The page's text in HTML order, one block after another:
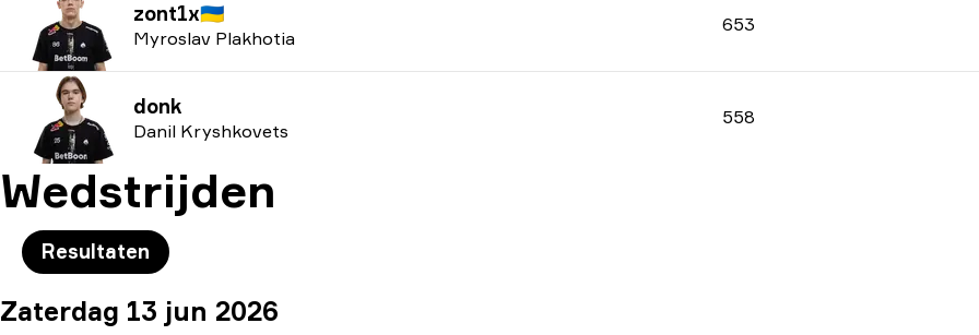
zont1x🇺🇦
Myroslav Plakhotia
653
donk
Danil Kryshkovets
558
Wedstrijden
Resultaten
Zaterdag 13 jun 2026